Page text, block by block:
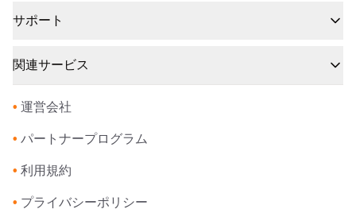
サポート
関連サービス
• 運営会社
• パートナープログラム
• 利用規約
• プライバシーポリシー